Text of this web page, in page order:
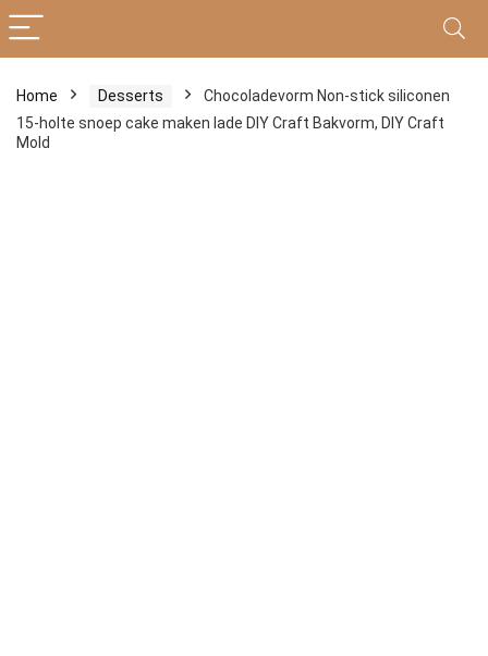
Home Desserts
Chocoladevorm Non-stick siliconen
15-holte snoep cake maken lade DIY Craft Bakvorm, DIY Craft
Mold